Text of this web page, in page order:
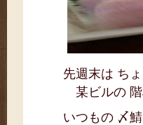
先週末は ち
某ビルの 階
いつもの 〆